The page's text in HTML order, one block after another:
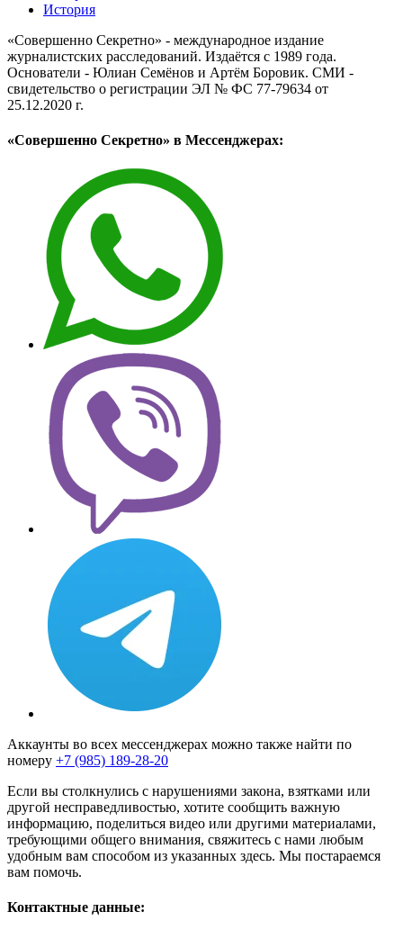
История
«Совершенно Секретно» - международное издание
журналистских расследований. Издаётся с 1989 года.
Основатели - Юлиан Семёнов и Артём Боровик. CМИ -
свидетельство о регистрации ЭЛ № ФС 77-79634 от
25.12.2020 г.
«Совершенно Секретно» в Мессенджерах:
Аккаунты во всех мессенджерах можно также найти по
номеру +7 (985) 189-28-20
Если вы столкнулись с нарушениями закона, взятками или
другой несправедливостью, хотите сообщить важную
информацию, поделиться видео или другими материалами,
требующими общего внимания, свяжитесь с нами любым
удобным вам способом из указанных здесь. Мы постараемся
вам помочь.
Контактные данные: